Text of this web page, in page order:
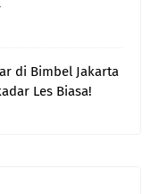
di Bimbel Jakarta
Les Biasa!